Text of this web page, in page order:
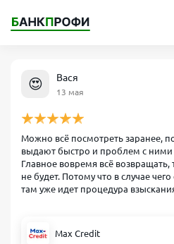
😍 Вася
13 мая
Можно всё посмотреть заранее,
выдают быстро и проблем с ними
Главное вовремя всё возвращать,
не будет. Потому что в случае
там уже идет процедура
Max Credit